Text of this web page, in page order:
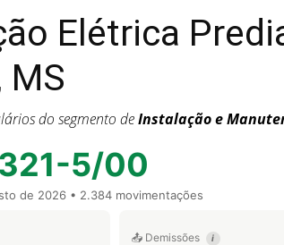
Elétrica
MS
do segmento deInstalação e
5/00
de 2026 • 2.384 movimentações
📤 Demissões i